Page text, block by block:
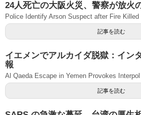
24人死亡の大阪火災、警察が放火
Police Identify Arson Suspect after Fire
記事を読む
イエメンでアルカイダ脱獄：イン
報
Al Qaeda Escape in Yemen Provokes
記事を読む